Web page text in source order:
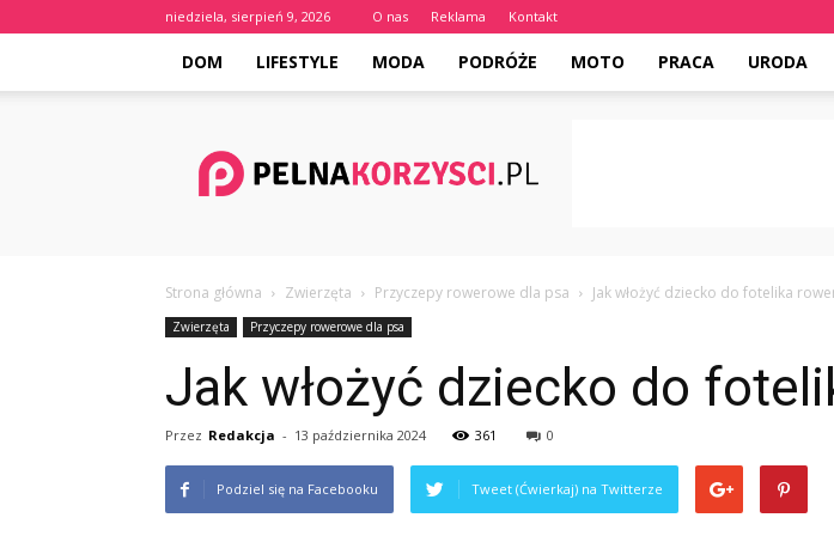
niedziela, sierpień 9, 2026 O nas Reklama Kontakt
DOM LIFESTYLE MODA PODRÓŻE MOTO PRACA URODA
Strona główna Zwierzęta Przyczepy rowerowe dla psa Jak włożyć dziecko do fotelika
Zwierzęta Przyczepy rowerowe dla psa
Jak włożyć dziecko do
Przez Redakcja - 13 października 2024 361 0
Podziel się na Facebooku Tweet (Ćwierkaj) na Twitterze